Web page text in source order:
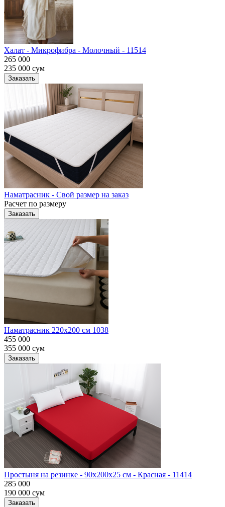
Халат - Микрофибра - Молочный - 11514
265 000
235 000 сум
Заказать
Наматрасник - Свой размер на заказ
Расчет по размеру
Заказать
Наматрасник 220х200 см 1038
455 000
355 000 сум
Заказать
Простыня на резинке - 90x200x25 cм - Красная - 11414
285 000
190 000 сум
Заказать